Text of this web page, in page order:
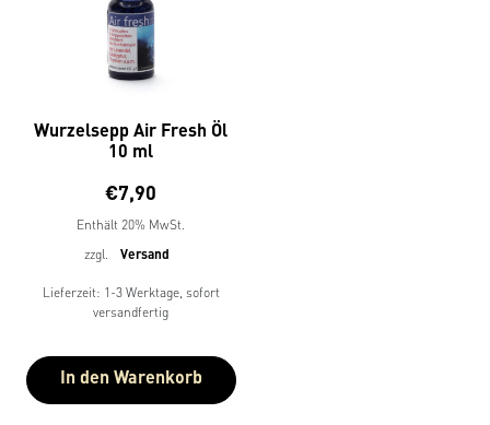
Wurzelsepp Air Fresh Öl
10 ml
€7,90
Enthält 20% MwSt.
zzgl.
Versand
Lieferzeit: 1-3 Werktage, sofort
versandfertig
In den Warenkorb